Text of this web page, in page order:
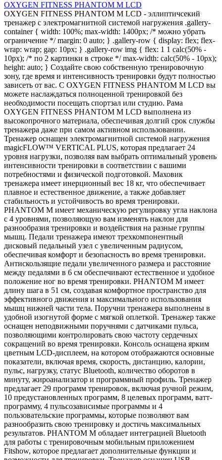
OXYGEN FITNESS PHANTOM M LCD
OXYGEN FITNESS PHANTOM M LCD - эллиптичсекий
тренажер с электромагнитной системой нагружения .gallery-
container { width: 100%; max-width: 1400px; /* можно убрать
ограничение */ margin: 0 auto; } .gallery-row { display: flex; flex-
wrap: wrap; gap: 10px; } .gallery-row img { flex: 1 1 calc(50% -
10px); /* по 2 картинки в строке */ max-width: calc(50% - 10px);
height: auto; } Создайте свою собственную тренировочную
зону, где время и интенсивность тренировки будут полностью
зависеть от вас. С OXYGEN FITNESS PHANTOM M LCD вы
можете наслаждаться полноценной тренировкой без
необходимости посещать спортзал или студию. Рама
OXYGEN FITNESS PHANTOM M LCD выполнена из
высокопрочного материала, обеспечивая долгий срок службы
тренажера даже при самом активном использовании.
Тренажер оснащен электромагнитной системой нагружения
magicFLOW™ VERTICAL PLUS, которая предлагает 24
уровня нагрузки, позволяя вам выбрать оптимальный уровень
интенсивности тренировки в соответствии с вашими
потребностями и физической подготовкой. Маховик
тренажера имеет инерционный вес 18 кг, что обеспечивает
плавное и естественное движение, а также добавляет
стабильность и устойчивость во время тренировки.
PHANTOM M имеет механическую регулировку угла наклона
с 4 уровнями, позволяющую вам изменять наклон для
разнообразия тренировки и воздействия на разные группы
мышц. Педали тренажера имеют трехкомпонентный
дисковый педальный узел с увеличенным радиусом,
обеспечивая комфорт и безопасность во время тренировки.
Антискользящие педали увеличенного размера и расстояние
между педалями в 6 см обеспечивают естественное и удобное
положение ног во время тренировки. PHANTOM M имеет
длину шага в 51 см, создавая комфортное пространство для
эффективного движения и максимального использования
мышц нижней части тела. Поручни тренажера выполнены в
удобной изогнутой форме с мягкой оплеткой. Тренажер также
оснащен неподвижными поручнями с датчиками пульса,
позволяющими контролировать свою частоту сердечных
сокращений во время тренировки. Консоль оснащена ярким
цветным LCD-дисплеем, на котором отображаются основные
показатели, включая время, скорость, дистанцию, калории,
пульс, нагрузку, статус Bluetooth, количество оборотов в
минуту, жироанализатор и программный профиль. Тренажер
предлагает 29 программ тренировок, включая ручной режим,
10 предустановленных программ, 8 целевых программ, ватт-
программу, 4 пульсозависимые программы и 4
пользовательские программы, которые позволяют вам
разнообразить свою тренировку и достичь максимальных
результатов. PHANTOM M обладает интеграцией Bluetooth
для работы с тренировочным мобильным приложением
Fitshow, которое предлагает дополнительные функции и